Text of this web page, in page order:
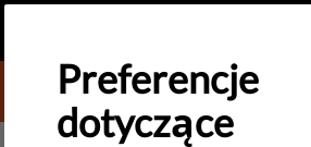
DONATE TO
NOWE TECHNOLOGIE I PRAWA CZŁOWIEKA
Preferencje
dotyczące